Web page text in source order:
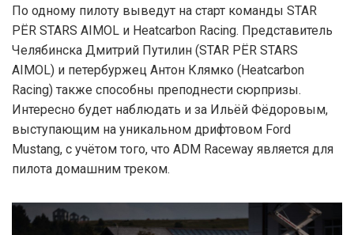
По одному пилоту выведут на старт команды STAR
PЁR STARS AIMOL и Heatcarbon Racing. Представитель
Челябинска Дмитрий Путилин (STAR PЁR STARS
AIMOL) и петербуржец Антон Клямко (Heatcarbon
Racing) также способны преподнести сюрпризы.
Интересно будет наблюдать и за Ильёй Фёдоровым,
выступающим на уникальном дрифтовом Ford
Mustang, с учётом того, что ADM Raceway является для
пилота домашним треком.